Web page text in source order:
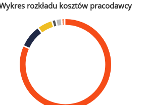
rozkładu kosztów pracodawcy